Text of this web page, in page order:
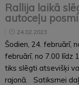
Rallija laikā
autoceļu
24.02.2023
Šodien, 24. februārī,
februārī, no 7.00 līdz
tiks slēgti atsevišķi
rajonā. Satiksmei